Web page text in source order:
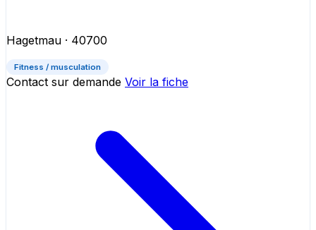
Hagetmau · 40700
Fitness / musculation
Contact sur demande Voir la fiche